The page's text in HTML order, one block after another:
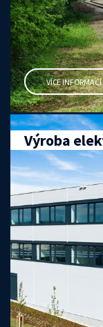
VÍCE INFORMACÍ
Výroba